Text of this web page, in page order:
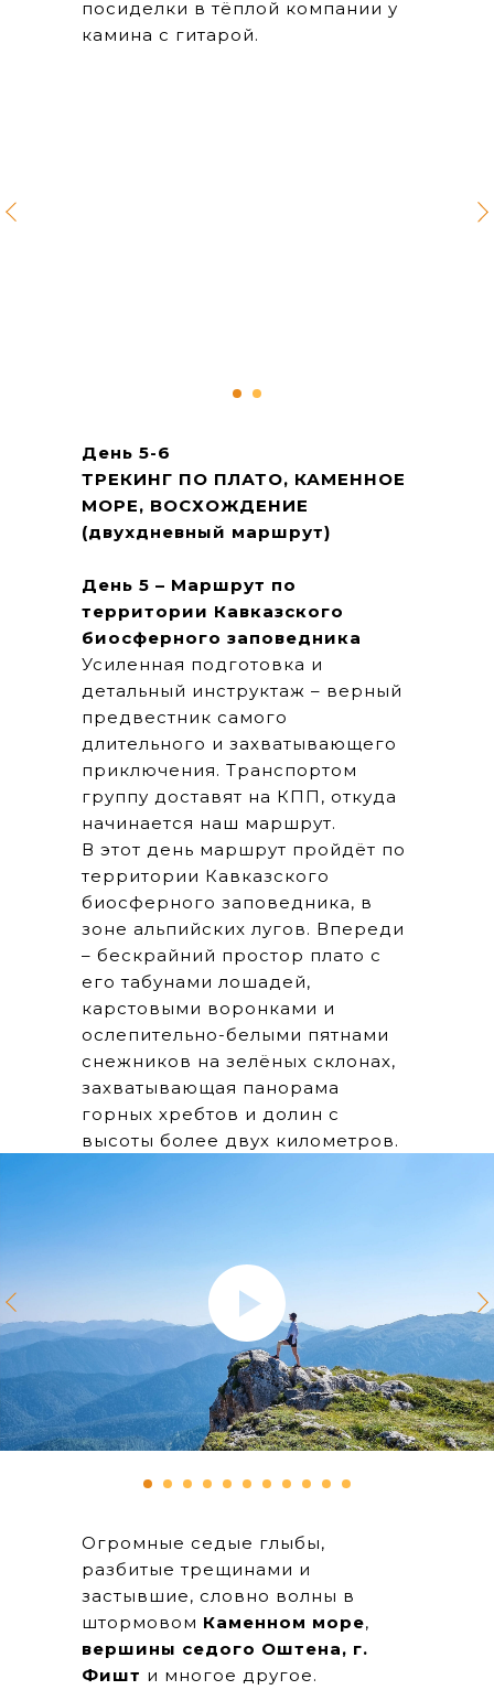
посиделки в тёплой компании у
камина с гитарой.
День 5-6
ТРЕКИНГ ПО ПЛАТО, КАМЕННОЕ
МОРЕ, ВОСХОЖДЕНИЕ
(двухдневный маршрут)
День 5 – Маршрут по
территории Кавказского
биосферного заповедника
Усиленная подготовка и
детальный инструктаж – верный
предвестник самого
длительного и захватывающего
приключения. Транспортом
группу доставят на КПП, откуда
начинается наш маршрут.
В этот день маршрут пройдёт по
территории Кавказского
биосферного заповедника, в
зоне альпийских лугов. Впереди
– бескрайний простор плато с
его табунами лошадей,
карстовыми воронками и
ослепительно-белыми пятнами
снежников на зелёных склонах,
захватывающая панорама
горных хребтов и долин с
высоты более двух километров.
Огромные седые глыбы,
разбитые трещинами и
застывшие, словно волны в
штормовом Каменном море,
вершины седого Оштена, г.
Фишт и многое другое.